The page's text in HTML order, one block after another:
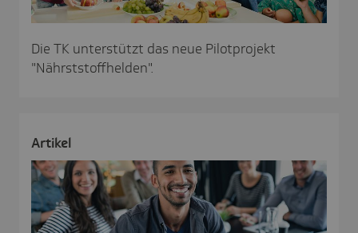
Die TK unterstützt das neue Pilotprojekt
"Nährststoffhelden".
Artikel